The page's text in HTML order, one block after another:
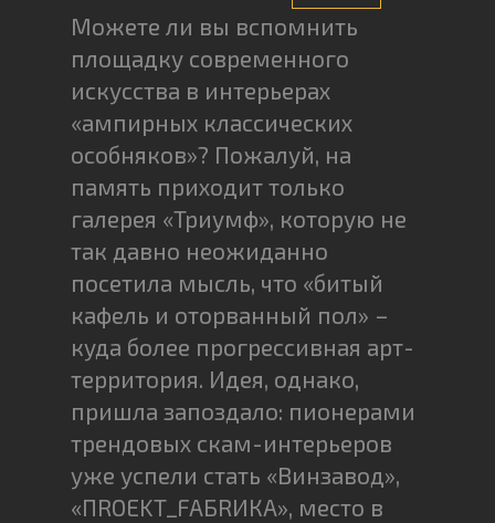
Можете ли вы вспомнить
площадку современного
искусства в интерьерах
«ампирных классических
особняков»? Пожалуй, на
память приходит только
галерея «Триумф», которую не
так давно неожиданно
посетила мысль, что «битый
кафель и оторванный пол» –
куда более прогрессивная арт-
территория. Идея, однако,
пришла запоздало: пионерами
трендовых скам-интерьеров
уже успели стать «Винзавод»,
«ПROEKT_FAБRИКА», место в